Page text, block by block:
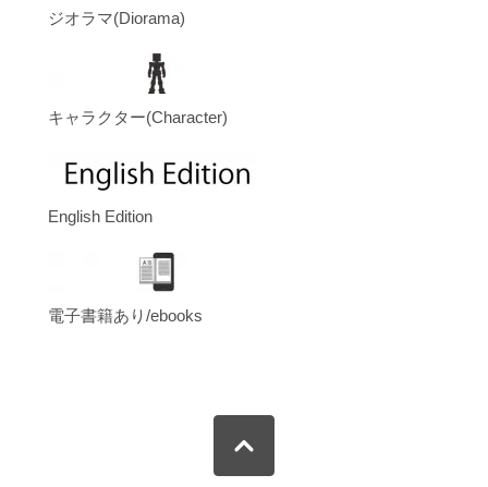
ジオラマ(Diorama)
キャラクター(Character)
English Edition
電子書籍あり/ebooks